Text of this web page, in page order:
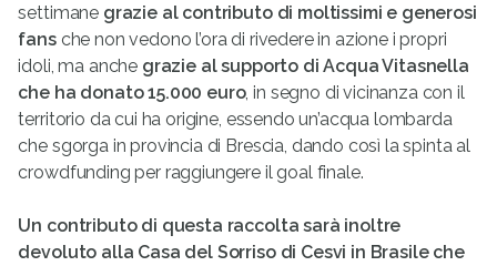
settimane grazie al contributo di moltissimi e generosi
fans che non vedono l’ora di rivedere in azione i propri
idoli, ma anche grazie al supporto di Acqua Vitasnella
che ha donato 15.000 euro, in segno di vicinanza con il
territorio da cui ha origine, essendo un’acqua lombarda
che sgorga in provincia di Brescia, dando così la spinta al
crowdfunding per raggiungere il goal finale.
Un contributo di questa raccolta sarà inoltre
devoluto alla Casa del Sorriso di Cesvi in Brasile che